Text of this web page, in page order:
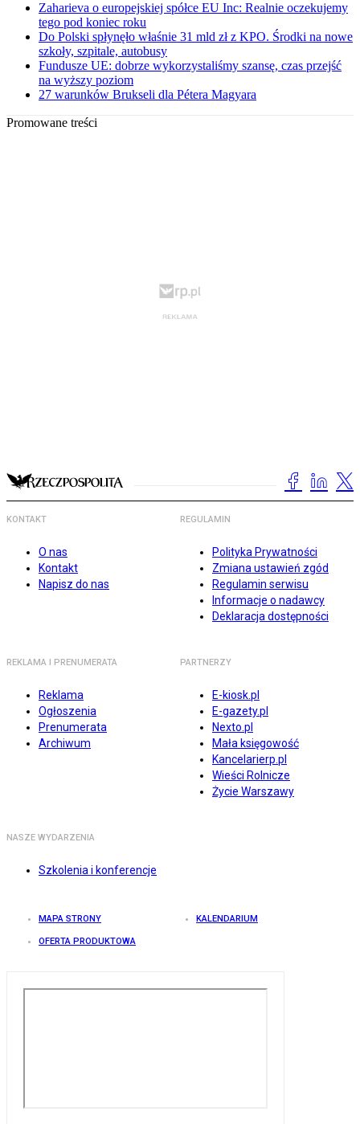
Zaharieva o europejskiej spółce EU Inc: Realnie oczekujemy
tego pod koniec roku
Do Polski spłynęło właśnie 31 mld zł z KPO. Środki na nowe
szkoły, szpitale, autobusy
Fundusze UE: dobrze wykorzystaliśmy szansę, czas przejść
na wyższy poziom
27 warunków Brukseli dla Pétera Magyara
Promowane treści
KONTAKT
O nas
Kontakt
Napisz do nas
REGULAMIN
Polityka Prywatności
Zmiana ustawień zgód
Regulamin serwisu
Informacje o nadawcy
Deklaracja dostępności
REKLAMA I PRENUMERATA
Reklama
Ogłoszenia
Prenumerata
Archiwum
PARTNERZY
E-kiosk.pl
E-gazety.pl
Nexto.pl
Mała księgowość
Kancelarierp.pl
Wieści Rolnicze
Życie Warszawy
NASZE WYDARZENIA
Szkolenia i konferencje
MAPA STRONY KALENDARIUM
OFERTA PRODUKTOWA